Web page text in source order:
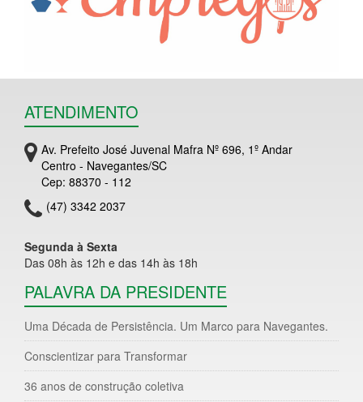
ATENDIMENTO
Av. Prefeito José Juvenal Mafra Nº 696, 1º Andar
Centro - Navegantes/SC
Cep: 88370 - 112
(47) 3342 2037
Segunda à Sexta
Das 08h às 12h e das 14h às 18h
PALAVRA DA PRESIDENTE
Uma Década de Persistência. Um Marco para Navegantes.
Conscientizar para Transformar
36 anos de construção coletiva